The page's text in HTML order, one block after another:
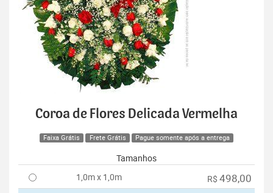
Coroa de Flores Delicada Vermelha
Faixa Grátis Frete Grátis Pague somente após a entrega
Tamanhos
1,0m x 1,0m
R$ 498,00